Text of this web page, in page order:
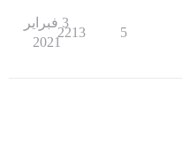
5
2213
3 فبراير
2021